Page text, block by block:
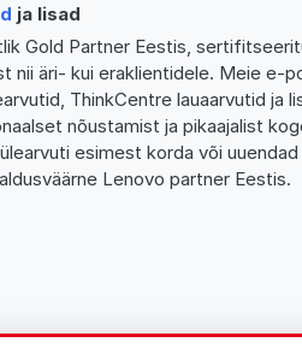
ja lisad
Gold Partner Eestis,
nii äri- kui eraklientidele. Meie e-
ThinkCentre lauaarvutid ja
nõustamist ja pikaajalist
esimest korda või
Lenovo partner Eestis.